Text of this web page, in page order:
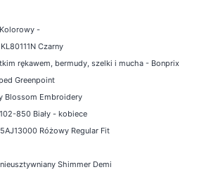
-
Czarny
rękawem, bermudy, szelki i mucha - Bonprix
Greenpoint
Blossom Embroidery
850 Biały - kobiece
Różowy Regular Fit
Shimmer Demi